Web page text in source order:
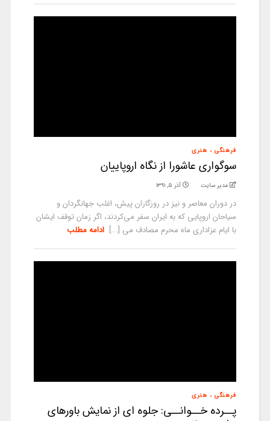
فرهنگی ، هنری
سوگواری عاشورا از نگاه اروپاییان
مدیر سایت آذر ۵, ۱۳۹۱
در دوران معاصر و نیز در روزگاران پیش، اغلب جهانگردان و
سیاحان اروپایی که به ایران سفر می‌کردند، اگر زمان توقف‌ ایشان
با ایام عزاداری ماه محرم مصادف می [...] ادامه مطلب
فرهنگی ، هنری
پــرده خــوانــی: جلوه ای از نمایش باورهای